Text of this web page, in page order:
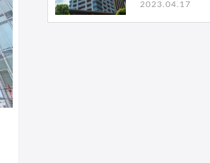
2023.04.17